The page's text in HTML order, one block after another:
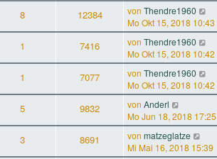
8 12384 von Thendre1960
Mo Okt 15, 2018 10:43
1 7416 von Thendre1960
Mo Okt 15, 2018 10:42
1 7077 von Thendre1960
Mo Okt 15, 2018 10:42
5 9832 von Anderl
Mo Jun 18, 2018 17:25
3 8691 von matzeglatze
Mi Mai 16, 2018 15:39